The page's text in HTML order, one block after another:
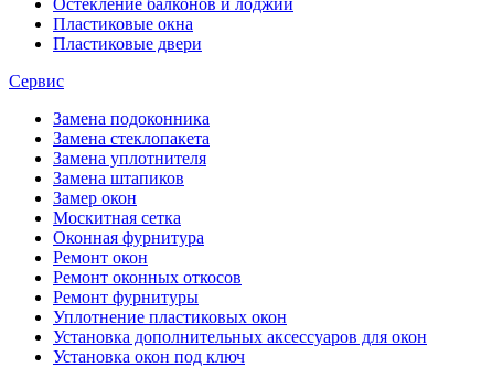
Остекление балконов и лоджий
Пластиковые окна
Пластиковые двери
Сервис
Замена подоконника
Замена стеклопакета
Замена уплотнителя
Замена штапиков
Замер окон
Москитная сетка
Оконная фурнитура
Ремонт окон
Ремонт оконных откосов
Ремонт фурнитуры
Уплотнение пластиковых окон
Установка дополнительных аксессуаров для окон
Установка окон под ключ